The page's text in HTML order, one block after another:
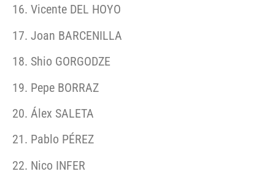
Vicente DEL HOYO
Joan BARCENILLA
Shio GORGODZE
Pepe BORRAZ
Álex SALETA
Pablo PÉREZ
Nico INFER